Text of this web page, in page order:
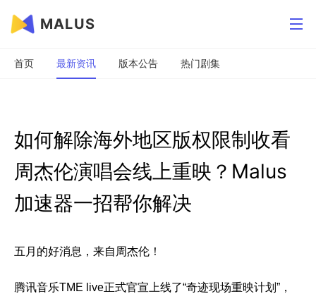
MALUS
首页 最新资讯 版本公告 热门剧集
如何解除海外地区版权限制收看
周杰伦演唱会线上重映？Malus
加速器一招帮你解决
五月的好消息，来自周杰伦！
腾讯音乐TME live正式官宣上线了“奇迹现场重映计划”，